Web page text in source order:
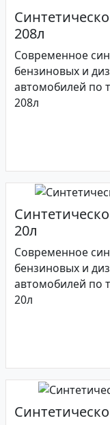
208л
Современное
бензиновых и
автомобилей по
208л
20л
Современное
бензиновых и
автомобилей по
20л